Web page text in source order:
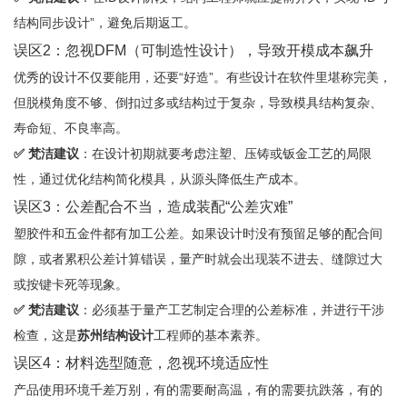
结构同步设计”，避免后期返工。
误区2：忽视DFM（可制造性设计），导致开模成本飙升
优秀的设计不仅要能用，还要“好造”。有些设计在软件里堪称完美，
但脱模角度不够、倒扣过多或结构过于复杂，导致模具结构复杂、
寿命短、不良率高。
✅ 梵洁建议 ：在设计初期就要考虑注塑、压铸或钣金工艺的局限
性，通过优化结构简化模具，从源头降低生产成本。
误区3：公差配合不当，造成装配“公差灾难”
塑胶件和五金件都有加工公差。如果设计时没有预留足够的配合间
隙，或者累积公差计算错误，量产时就会出现装不进去、缝隙过大
或按键卡死等现象。
✅ 梵洁建议 ：必须基于量产工艺制定合理的公差标准，并进行干涉
检查，这是苏州结构设计工程师的基本素养。
误区4：材料选型随意，忽视环境适应性
产品使用环境千差万别，有的需要耐高温，有的需要抗跌落，有的